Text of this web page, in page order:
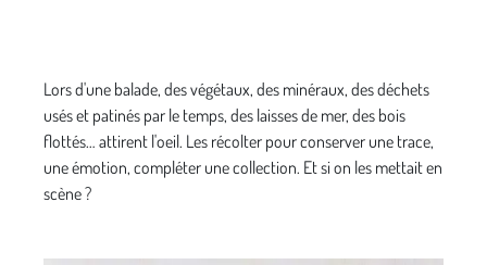
Lors d'une balade, des végétaux, des minéraux, des déchets
usés et patinés par le temps, des laisses de mer, des bois
flottés… attirent l'oeil. Les récolter pour conserver une trace,
une émotion, compléter une collection. Et si on les mettait en
scène ?